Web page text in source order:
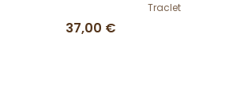
37,00 €
Traclet